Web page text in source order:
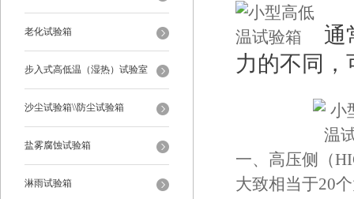
老化试验箱
步入式高低温（湿热）试验室
沙尘试验箱\\防尘试验箱
盐雾腐蚀试验箱
淋雨试验箱
通
力的不同
一、高压侧（
大致相当于20